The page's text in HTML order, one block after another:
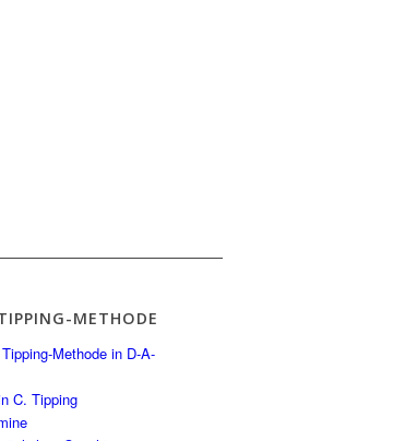
METHODE
Methode in D-A-
C. Tipping